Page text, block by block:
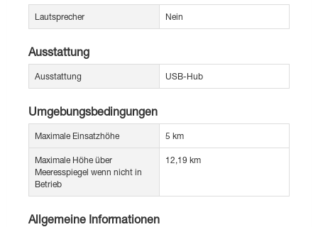
Lautsprecher Nein
Ausstattung
Ausstattung USB-Hub
Umgebungsbedingungen
Maximale Einsatzhöhe 5 km
Maximale Höhe über
Meeresspiegel wenn nicht in
Betrieb
12,19 km
Allgemeine Informationen